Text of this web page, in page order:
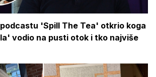
'Spill The Tea' otkrio koga
vodio na pusti otok i tko najviše